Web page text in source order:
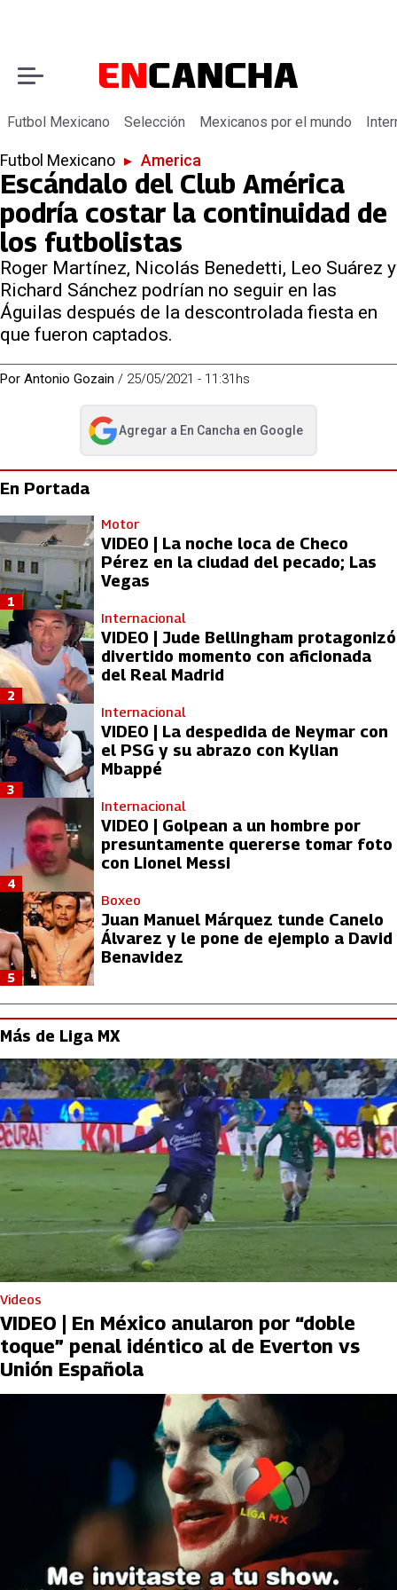
Futbol Mexicano Selección Mexicanos por el mundo
Futbol Mexicano ▸ America
Escándalo del Club América
podría costar la continuidad de
los futbolistas
Roger Martínez, Nicolás Benedetti, Leo Suárez y
Richard Sánchez podrían no seguir en las
Águilas después de la descontrolada fiesta en
que fueron captados.
Por Antonio Gozain / 25/05/2021 - 11:31hs
Agregar a En Cancha en Google
abre en nueva pestaña
En Portada
Motor
VIDEO | La noche loca de Checo
Pérez en la ciudad del pecado; Las
Vegas
1
Internacional
VIDEO | Jude Bellingham protagonizó
divertido momento con aficionada
del Real Madrid
2
Internacional
VIDEO | La despedida de Neymar con
el PSG y su abrazo con Kylian
Mbappé
3
Internacional
VIDEO | Golpean a un hombre por
presuntamente quererse tomar foto
con Lionel Messi
4
Boxeo
Juan Manuel Márquez tunde Canelo
Álvarez y le pone de ejemplo a David
Benavidez
5
Más de Liga MX
Videos
VIDEO | En México anularon por “doble
toque” penal idéntico al de Everton vs
Unión Española